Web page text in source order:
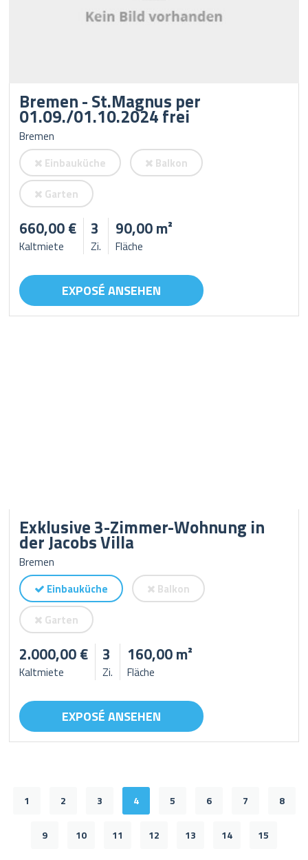
Bremen - St.Magnus per
01.09./01.10.2024 frei
Bremen
Einbauküche
Balkon
Garten
660,00 €
Kaltmiete
3
Zi.
90,00 m²
Fläche
EXPOSÉ ANSEHEN
Exklusive 3-Zimmer-Wohnung in
der Jacobs Villa
Bremen
Einbauküche
Balkon
Garten
2.000,00 €
Kaltmiete
3
Zi.
160,00 m²
Fläche
EXPOSÉ ANSEHEN
1 2 3 4 5 6 7 8
9 10 11 12 13 14 15